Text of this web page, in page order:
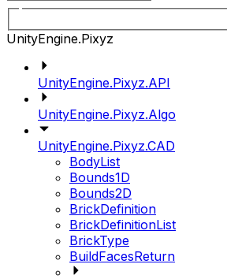
UnityEngine.Pixyz
UnityEngine.Pixyz.API
UnityEngine.Pixyz.Algo
UnityEngine.Pixyz.CAD
BodyList
Bounds1D
Bounds2D
BrickDefinition
BrickDefinitionList
BrickType
BuildFacesReturn